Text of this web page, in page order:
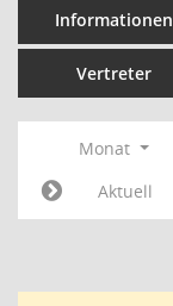
Informationen
Vertreter
Monat
Aktuell